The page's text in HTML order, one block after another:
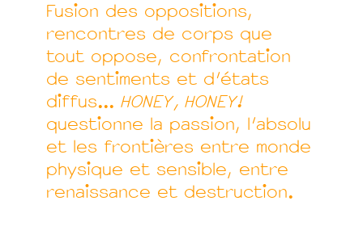
Fusion des oppositions,
rencontres de corps que
tout oppose, confrontation
de sentiments et d’états
diffus...HONEY, HONEY!
questionne la passion, l’absolu
et les frontières entre monde
physique et sensible, entre
renaissance et destruction.